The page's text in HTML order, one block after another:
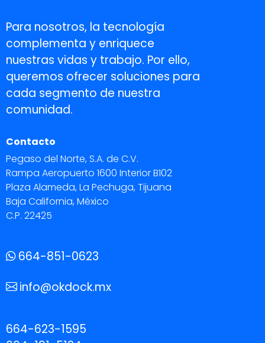
Para nosotros, la tecnología
complementa y enriquece
nuestras vidas y trabajo. Por ello,
queremos ofrecer soluciones para
cada segmento de nuestra
comunidad.
Contacto
Pegaso del Norte, S.A. de C.V.
Rampa Aeropuerto 1600 Interior B102
Plaza Alameda, La Pechuga, Tijuana
Baja California, México
C.P. 22425
664-851-0623
info@okdock.mx
664-623-1595